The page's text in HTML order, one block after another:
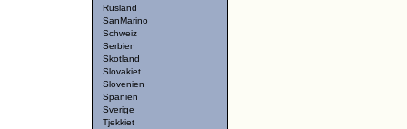
Rusland
SanMarino
Schweiz
Serbien
Skotland
Slovakiet
Slovenien
Spanien
Sverige
Tjekkiet